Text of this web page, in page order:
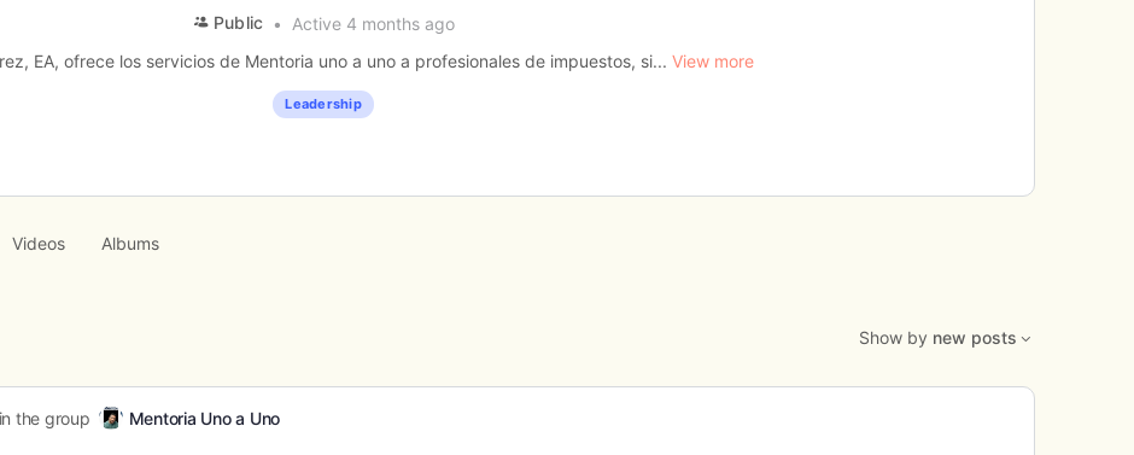
Public
Active 4 months ago
EA, ofrece los servicios de Mentoria uno a uno a profesionales de impuestos, si... View more
Leadership
Videos Albums
Show by new posts
the group Mentoria Uno a Uno